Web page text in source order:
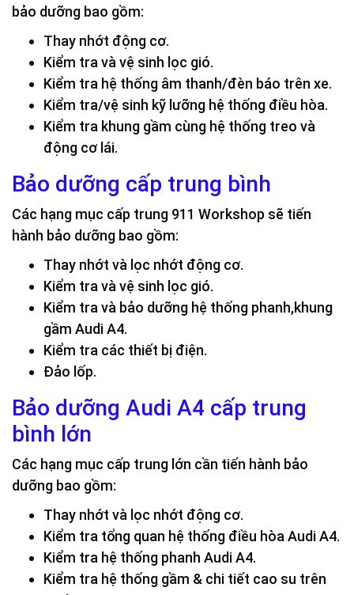
bảo dưỡng bao gồm:
Thay nhớt động cơ.
Kiểm tra và vệ sinh lọc gió.
Kiểm tra hệ thống âm thanh/đèn báo trên xe.
Kiểm tra/vệ sinh kỹ lưỡng hệ thống điều hòa.
Kiểm tra khung gầm cùng hệ thống treo và
động cơ lái.
Bảo dưỡng cấp trung bình
Các hạng mục cấp trung 911 Workshop sẽ tiến
hành bảo dưỡng bao gồm:
Thay nhớt và lọc nhớt động cơ.
Kiểm tra và vệ sinh lọc gió.
Kiểm tra và bảo dưỡng hệ thống phanh,khung
gầm Audi A4.
Kiểm tra các thiết bị điện.
Đảo lốp.
Bảo dưỡng Audi A4 cấp trung
bình lớn
Các hạng mục cấp trung lớn cần tiến hành bảo
dưỡng bao gồm:
Thay nhớt và lọc nhớt động cơ.
Kiểm tra tổng quan hệ thống điều hòa Audi A4.
Kiểm tra hệ thống phanh Audi A4.
Kiểm tra hệ thống gầm & chi tiết cao su trên